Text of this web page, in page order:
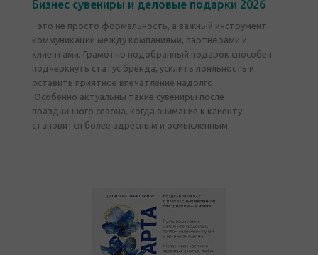
Бизнес сувениры и деловые подарки 2026
- это не просто формальность, а важный инструмент
коммуникации между компаниями, партнёрами и
клиентами. Грамотно подобранный подарок способен
подчеркнуть статус бренда, усилить лояльность и
оставить приятное впечатление надолго.
Особенно актуальны такие сувениры после
праздничного сезона, когда внимание к клиенту
становится более адресным и осмысленным.